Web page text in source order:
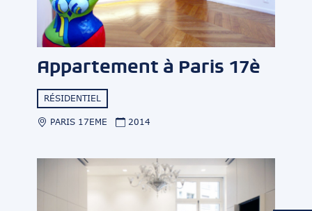
Appartement à Paris 17è
RÉSIDENTIEL
PARIS 17EME 2014